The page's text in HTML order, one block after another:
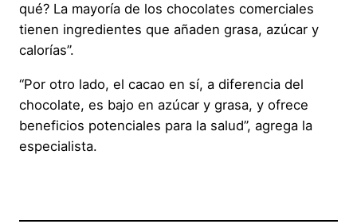
qué? La mayoría de los chocolates comerciales
tienen ingredientes que añaden grasa, azúcar y
calorías”.
“Por otro lado, el cacao en sí, a diferencia del
chocolate, es bajo en azúcar y grasa, y ofrece
beneficios potenciales para la salud”, agrega la
especialista.